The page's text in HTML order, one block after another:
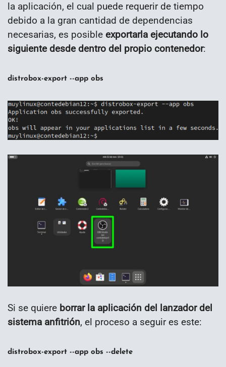
la aplicación, el cual puede requerir de tiempo
debido a la gran cantidad de dependencias
necesarias, es posible exportarla ejecutando lo
siguiente desde dentro del propio contenedor:
distrobox-export --app obs
Si se quiere borrar la aplicación del lanzador del
sistema anfitrión, el proceso a seguir es este:
distrobox-export --app obs --delete